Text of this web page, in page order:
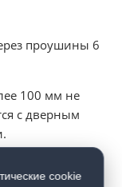
проушины 6
100 мм не
с дверным
блока входит:
cookie